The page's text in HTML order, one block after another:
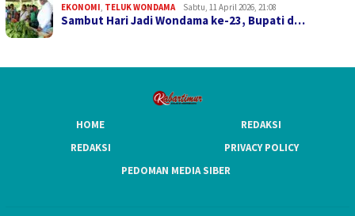
EKONOMI TELUK WONDAMA Sabtu, 11 April 2026, 21:08
Sambut Hari Jadi Wondama ke-23, Bupati d…
HOME
REDAKSI
REDAKSI
PRIVACY POLICY
PEDOMAN MEDIA SIBER